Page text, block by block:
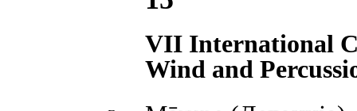
VII International
Wind and